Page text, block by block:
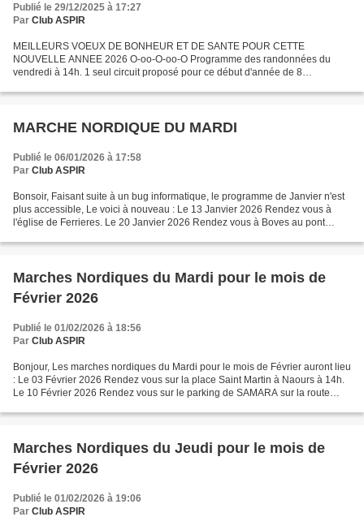
Publié le 29/12/2025 à 17:27
Par Club ASPIR
MEILLEURS VOEUX DE BONHEUR ET DE SANTE POUR CETTE
NOUVELLE ANNEE 2026 O-oo-O-oo-O Programme des randonnées du
vendredi à 14h. 1 seul circuit proposé pour ce début d'année de 8
Quartier...
MARCHE NORDIQUE DU MARDI
Publié le 06/01/2026 à 17:58
Par Club ASPIR
Bonsoir, Faisant suite à un bug informatique, le programme de Janvier n'est
plus accessible, Le voici à nouveau : Le 13 Janvier 2026 Rendez vous à
l'église de Ferrieres. Le 20 Janvier 2026 Rendez vous à Boves au pont
Marches Nordiques du Mardi pour le mois de
Février 2026
Publié le 01/02/2026 à 18:56
Par Club ASPIR
Bonjour, Les marches nordiques du Mardi pour le mois de Février auront lieu
: Le 03 Février 2026 Rendez vous sur la place Saint Martin à Naours à 14h.
Le 10 Février 2026 Rendez vous sur le parking de SAMARA sur la route
Marches Nordiques du Jeudi pour le mois de
Février 2026
Publié le 01/02/2026 à 19:06
Par Club ASPIR